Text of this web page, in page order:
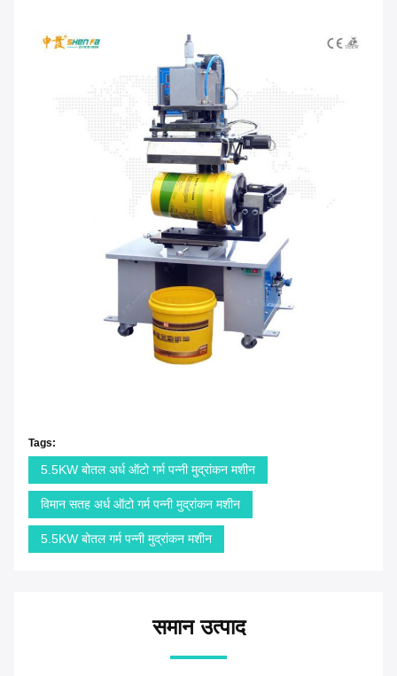
Tags:
5.5KW बोतल अर्ध ऑटो गर्म पन्नी मुद्रांकन मशीन
विमान सतह अर्ध ऑटो गर्म पन्नी मुद्रांकन मशीन
5.5KW बोतल गर्म पन्नी मुद्रांकन मशीन
समान उत्पाद